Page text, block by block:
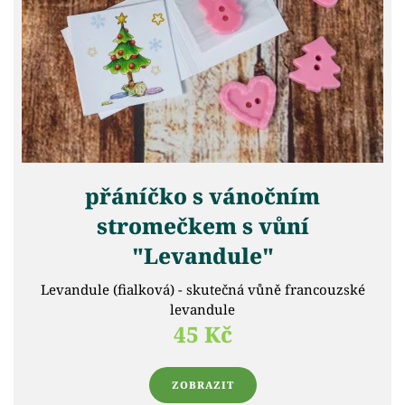
přáníčko s vánočním
stromečkem s vůní
"Levandule"
Levandule (fialková) - skutečná vůně francouzské
levandule
45 Kč
ZOBRAZIT